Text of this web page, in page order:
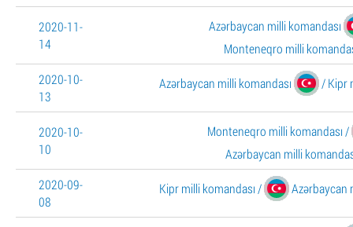
2020-11-
14
Azərbaycan milli komandası
Monteneqro milli
2020-10-
13
Azərbaycan milli komandası /Kipr
2020-10-
10
Monteneqro milli komandası /
Azərbaycan milli
2020-09-
08
Kipr milli komandası / Azərbaycan